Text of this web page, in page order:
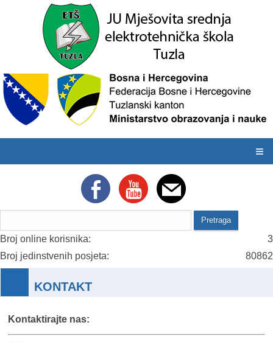
≡
Broj online korisnika:
3
Broj jedinstvenih posjeta:
80862
KONTAKT
Kontaktirajte nas: